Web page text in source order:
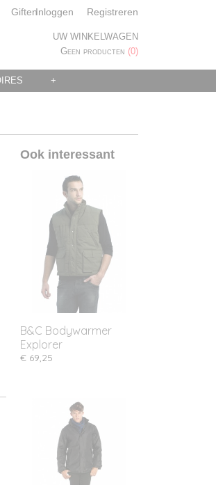
GiftenInloggen Registreren
UW WINKELWAGEN
Geen producten (0)
+
Ook interessant
B&C Bodywarmer
Explorer
€ 69,25